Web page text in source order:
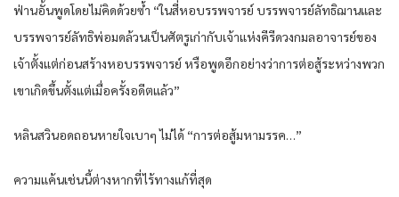
ฟ่าน​อั้น​พูด​โดย​ไม่คิด​ด้วยซ้ำ​ “ใน​สี่หอ​บรรพ​จารย์​ บรรพ​จารย์​ลัทธิ​ฌาน​และ​
บรรพ​จารย์​ลัทธิ​พ่อ​มด​ล้วน​เป็น​ศัตรู​เก่า​กับ​เจ้าแห่ง​คีรี​ดวงกมล​อาจารย์​ของ​
เจ้าตั้ง​แต่ก่อน​สร้าง​หอ​บรรพ​จารย์​ หรือ​พูด​อีก​อย่างว่า​การต่อสู้​ระหว่าง​พวก
เขา​เกิดขึ้น​ตั้งแต่​เมื่อ​ครั้ง​อดีต​แล้ว​”
หลิน​สวิน​อด​ถอนหายใจ​เบา​ๆ ไม่ได้​ “การต่อสู้​มหา​มรรค​…”
ความแค้น​เช่นนี้​ต่างหาก​ที่​ไร้​ทางแก้​ที่สุด​